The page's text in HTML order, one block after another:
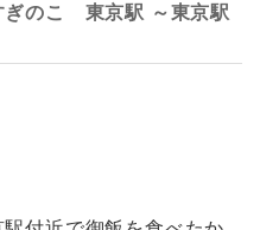
のこ 東京駅 ～東京駅